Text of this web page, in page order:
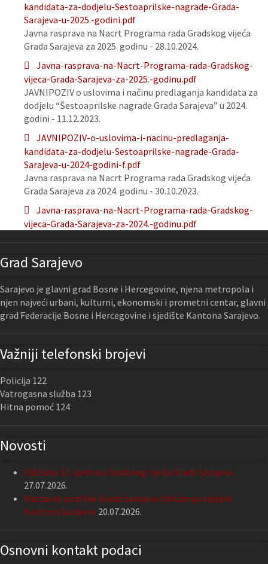
kandidata-za-dodjelu-Sestoaprilske-nagrade-Grada-
Sarajeva-u-2025.-godini.pdf
Javna rasprava na Nacrt Programa rada Gradskog vijeća
Grada Sarajeva za 2025. godinu - 28.10.2024.
Javna-rasprava-na-Nacrt-Programa-rada-Gradskog-
vijeca-Grada-Sarajeva-za-2025.-godinu.pdf
JAVNIPOZIV o uslovima i načinu predlaganja kandidata za
dodjelu “Šestoaprilske nagrade Grada Sarajeva” u 2024.
godini - 11.12.2023.
JAVNIPOZIV-o-uslovima-i-nacinu-predlaganja-
kandidata-za-dodjelu-Sestoaprilske-nagrade-Grada-
Sarajeva-u-2024-godini-f.pdf
Javna rasprava na Nacrt Programa rada Gradskog vijeća
Grada Sarajeva za 2024. godinu - 30.10.2023.
Javna-rasprava-na-Nacrt-Programa-rada-Gradskog-
vijeca-Grada-Sarajeva-za-2024.-godinu.pdf
Grad Sarajevo
Sarajevo je glavni grad Bosne i Hercegovine, njena metropola i
njen najveći urbani, kulturni, ekonomski i prometni centar, glavni
grad Federacije Bosne i Hercegovine i sjedište Kantona Sarajevo.
Važniji telefonski brojevi
Policija 122
Vatrogasna služba 123
Hitna pomoć 124
Novosti
Održana 13. sjednica Gradskog vijeća Grada Sarajeva
27.07.2026.
Nastavak podrške Grada Sarajeva Udruženju slijepih
Kantona Sarajevo 20.07.2026.
Osnovni kontakt podaci